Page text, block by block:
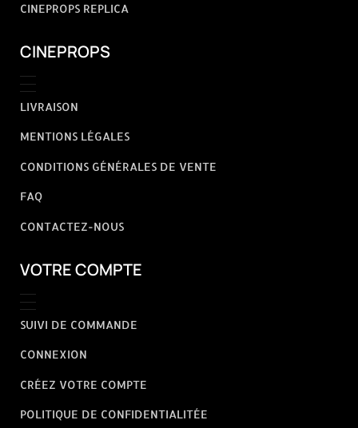
CINEPROPS REPLICA
CINEPROPS
LIVRAISON
MENTIONS LÉGALES
CONDITIONS GÉNÉRALES DE VENTE
FAQ
CONTACTEZ-NOUS
VOTRE COMPTE
SUIVI DE COMMANDE
CONNEXION
CRÉEZ VOTRE COMPTE
POLITIQUE DE CONFIDENTIALITÉE